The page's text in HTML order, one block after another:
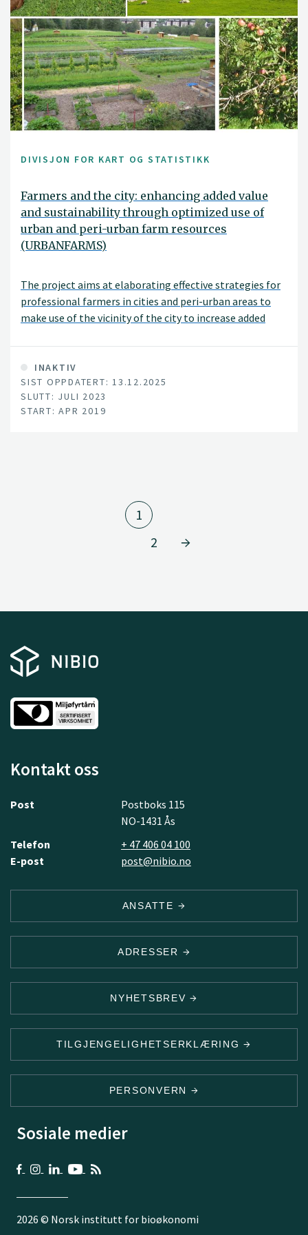
DIVISJON FOR KART OG STATISTIKK
Farmers and the city: enhancing added value
and sustainability through optimized use of
urban and peri-urban farm resources
(URBANFARMS)
The project aims at elaborating effective strategies for
professional farmers in cities and peri-urban areas to
make use of the vicinity of the city to increase added
and environmentally sustainable way. The project shall
identify land resources that are not in optimal use, and
demonstrate business models that increase the use of
local nutrients and of the nearby city's market and
purchasing power.
INAKTIV
SIST OPPDATERT: 13.12.2025
SLUTT: JULI 2023
START: APR 2019
1
2
Kontakt oss
Post
Postboks 115
NO-1431 Ås
Telefon
+ 47 406 04 100
E-post
post@nibio.no
ANSATTE
ADRESSER
NYHETSBREV
TILGJENGELIGHETSERKLÆRING
PERSONVERN
Sosiale medier
2026 © Norsk institutt for bioøkonomi